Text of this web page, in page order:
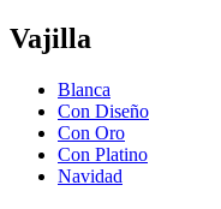
Vajilla
Blanca
Con Diseño
Con Oro
Con Platino
Navidad